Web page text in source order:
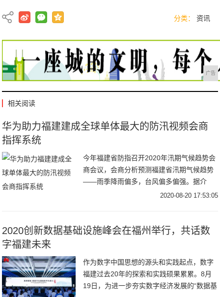
分类： 资讯
广告
相关阅读
华为助力福建建成全球单体最大的防汛视频会商
指挥系统
今年福建省防指召开2020年汛期气候趋势会
商会议，会商分析预测福建省汛期气候趋势
——雨季降雨偏多，台风偏多偏强。据介
绍，为了更全面应对防汛工作，目前福建省
2020-08-20 17:53:05
2020创新数据基础设施峰会在福州举行，共话数
字福建未来
作为数字中国思想的源头和实践起点，数字
福建过去20年的探索和实践硕果累累。8月
19日，为进一步夯实数字经济发展的“数据基